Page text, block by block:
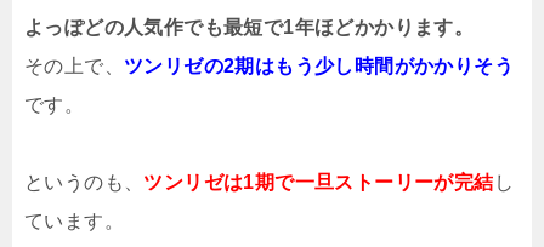
よっぽどの人気作でも最短で1年ほどかかります。
その上で、 ツンリゼの2期はもう少し時間がかかりそう
です。
というのも、 ツンリゼは1期で一旦ストーリーが完結 し
ています。